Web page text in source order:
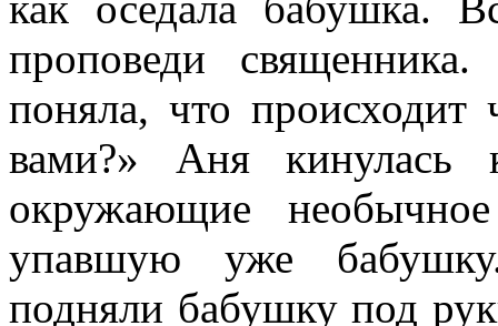
проповеди
поняла, что
вами?» Аня
окружающие
упавшую уже
подняли бабушку под